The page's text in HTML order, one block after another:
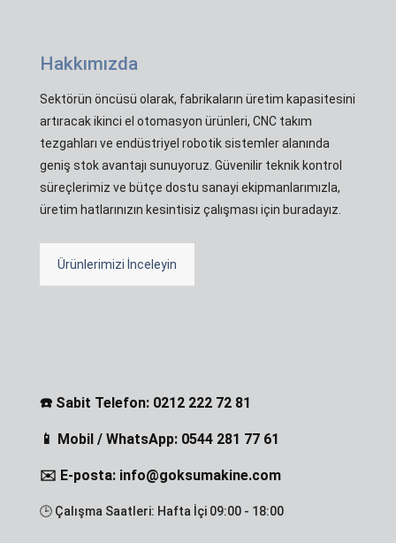
Hakkımızda
Sektörün öncüsü olarak, fabrikaların üretim kapasitesini
artıracak ikinci el otomasyon ürünleri, CNC takım
tezgahları ve endüstriyel robotik sistemler alanında
geniş stok avantajı sunuyoruz. Güvenilir teknik kontrol
süreçlerimiz ve bütçe dostu sanayi ekipmanlarımızla,
üretim hatlarınızın kesintisiz çalışması için buradayız.
Ürünlerimizi İnceleyin
☎️ Sabit Telefon: 0212 222 72 81
📱 Mobil / WhatsApp: 0544 281 77 61
✉️ E-posta: info@goksumakine.com
🕒 Çalışma Saatleri: Hafta İçi 09:00 - 18:00